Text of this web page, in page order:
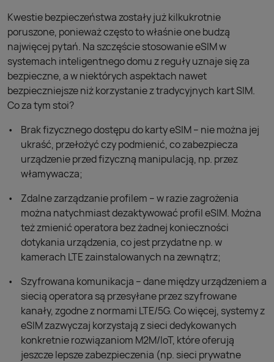
Kwestie bezpieczeństwa zostały już kilkukrotnie
poruszone, ponieważ często to właśnie one budzą
najwięcej pytań. Na szczęście stosowanie eSIM w
systemach inteligentnego domu z reguły uznaje się za
bezpieczne, a w niektórych aspektach nawet
bezpieczniejsze niż korzystanie z tradycyjnych kart SIM.
Co za tym stoi?
Brak fizycznego dostępu do karty eSIM – nie można jej
ukraść, przełożyć czy podmienić, co zabezpiecza
urządzenie przed fizyczną manipulacją, np. przez
włamywacza;
Zdalne zarządzanie profilem – w razie zagrożenia
można natychmiast dezaktywować profil eSIM. Można
też zmienić operatora bez żadnej konieczności
dotykania urządzenia, co jest przydatne np. w
kamerach LTE zainstalowanych na zewnątrz;
Szyfrowana komunikacja – dane między urządzeniem a
siecią operatora są przesyłane przez szyfrowane
kanały, zgodne z normami LTE/5G. Co więcej, systemy z
eSIM zazwyczaj korzystają z sieci dedykowanych
konkretnie rozwiązaniom M2M/IoT, które oferują
jeszcze lepsze zabezpieczenia (np. sieci prywatne